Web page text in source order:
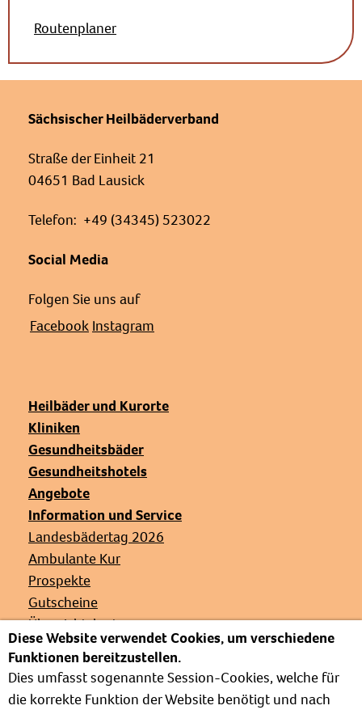
Routenplaner
Sächsischer Heilbäderverband
Straße der Einheit 21
04651 Bad Lausick
Telefon: +49 (34345) 523022
Social Media
Folgen Sie uns auf
Facebook Instagram
Heilbäder und Kurorte
Kliniken
Gesundheitsbäder
Gesundheitshotels
Angebote
Information und Service
Landesbädertag 2026
Ambulante Kur
Prospekte
Gutscheine
Übersichtskarte
Veranstaltungen
Presse
Links
Diese Website verwendet Cookies, um verschiedene
Funktionen bereitzustellen.
Dies umfasst sogenannte Session-Cookies, welche für
die korrekte Funktion der Website benötigt und nach